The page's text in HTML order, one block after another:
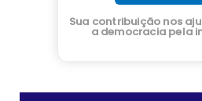
Sua contribuição nos
a democracia pela